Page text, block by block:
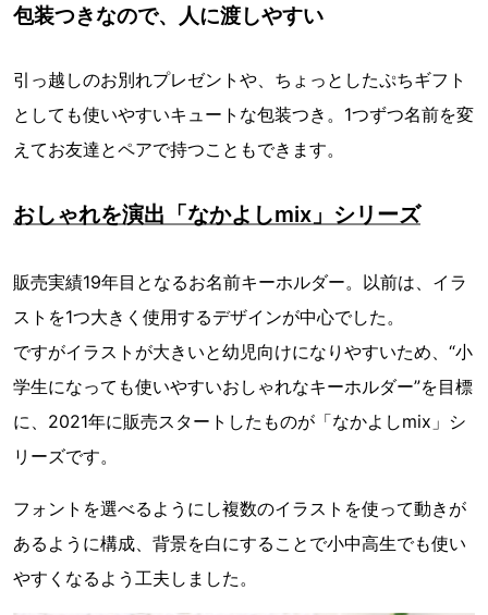
包装つきなので、人に渡しやすい
引っ越しのお別れプレゼントや、ちょっとしたぷちギフト
としても使いやすいキュートな包装つき。1つずつ名前を変
えてお友達とペアで持つこともできます。
おしゃれを演出「なかよしmix」シリーズ
販売実績19年目となるお名前キーホルダー。以前は、イラ
ストを1つ大きく使用するデザインが中心でした。
ですがイラストが大きいと幼児向けになりやすいため、“小
学生になっても使いやすいおしゃれなキーホルダー”を目標
に、2021年に販売スタートしたものが「なかよしmix」シ
リーズです。
フォントを選べるようにし複数のイラストを使って動きが
あるように構成、背景を白にすることで小中高生でも使い
やすくなるよう工夫しました。